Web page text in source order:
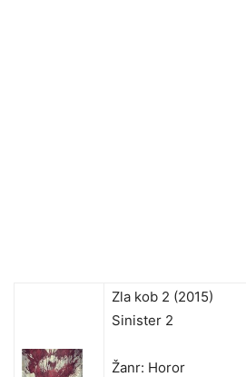
Zla kob 2 (2015)
Sinister 2
Žanr: Horor